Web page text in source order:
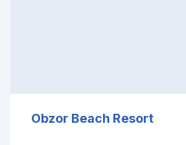
Obzor Beach Resort